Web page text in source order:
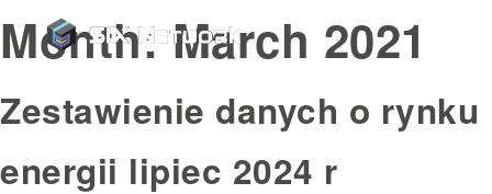
Month:March 2021
Zestawienie danych o rynku
energii lipiec 2024 r